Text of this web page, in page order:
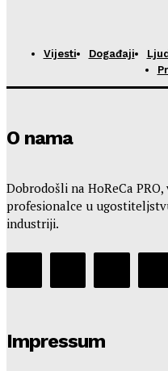
Vijesti Događaji
O nama
Dobrodošli na HoReCa
profesionalce u
industriji.
Impressum